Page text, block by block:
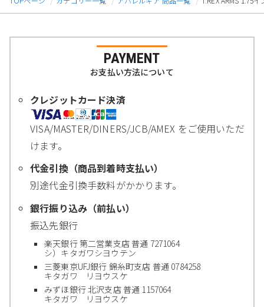
PAYMENT
お支払い方法について
クレジットカード決済
VISA/MASTER/DINERS/JCB/AMEX をご使用いただ
けます。
代金引換（商品到着時支払い）
別途代金引換手数料がかかります。
銀行振り込み（前払い）
振込先銀行
楽天銀行 第二営業支店 普通 7271064
シ）キタガワシヨウテン
三菱東京UFJ銀行 錦糸町支店 普通 0784258
キタガワ リヨウスケ
みずほ銀行 北沢支店 普通 1157064
キタガワ リヨウスケ